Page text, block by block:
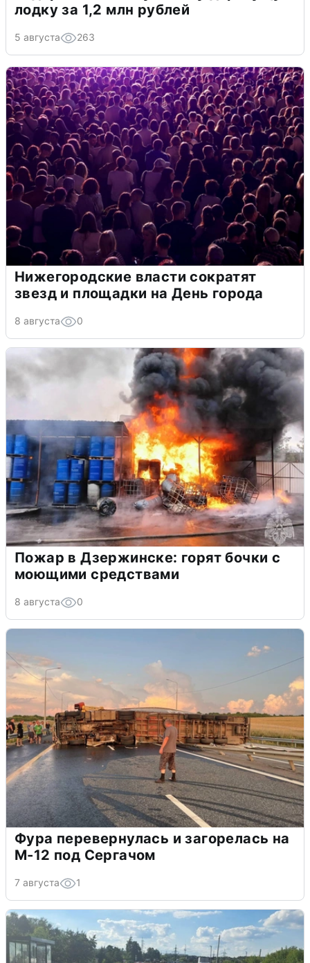
лодку за 1,2 млн рублей
5 августа 263
Нижегородские власти сократят
звезд и площадки на День города
8 августа 0
Пожар в Дзержинске: горят бочки с
моющими средствами
8 августа 0
Фура перевернулась и загорелась на
М-12 под Сергачом
7 августа 1